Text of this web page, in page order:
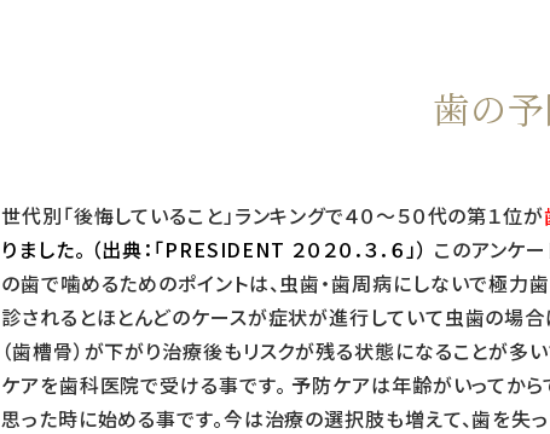
歯の
世代別「後悔していること」ランキングで４０～５０代の第１位が
りました。 （出典：「PRESIDENT ２０２０．３．６」） このアンケ
の歯で噛めるためのポイントは、虫歯・歯周病にしないで極力
診されるとほとんどのケースが症状が進行していて虫歯の場
（歯槽骨）が下がり治療後もリスクが残る状態になることが多
ケアを歯科医院で受ける事です。 予防ケアは年齢がいってか
思った時に始める事です。今は治療の選択肢も増えて、歯を失